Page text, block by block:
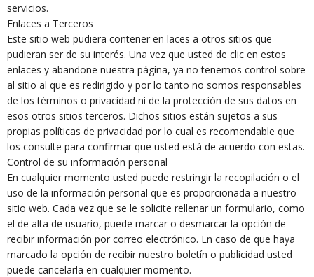
servicios.
Enlaces a Terceros
Este sitio web pudiera contener en laces a otros sitios que
pudieran ser de su interés. Una vez que usted de clic en estos
enlaces y abandone nuestra página, ya no tenemos control sobre
al sitio al que es redirigido y por lo tanto no somos responsables
de los términos o privacidad ni de la protección de sus datos en
esos otros sitios terceros. Dichos sitios están sujetos a sus
propias políticas de privacidad por lo cual es recomendable que
los consulte para confirmar que usted está de acuerdo con estas.
Control de su información personal
En cualquier momento usted puede restringir la recopilación o el
uso de la información personal que es proporcionada a nuestro
sitio web. Cada vez que se le solicite rellenar un formulario, como
el de alta de usuario, puede marcar o desmarcar la opción de
recibir información por correo electrónico. En caso de que haya
marcado la opción de recibir nuestro boletín o publicidad usted
puede cancelarla en cualquier momento.